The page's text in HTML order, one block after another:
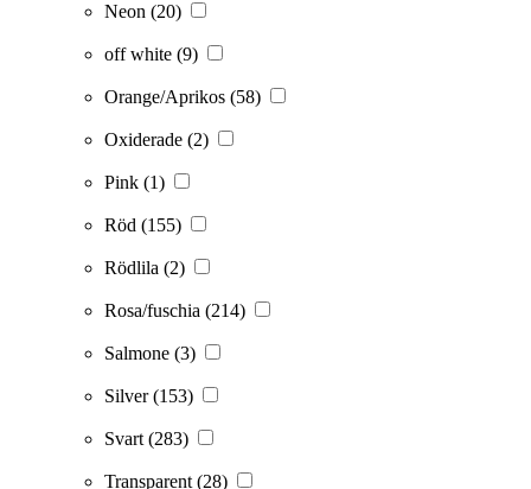
Neon (20)
off white (9)
Orange/Aprikos (58)
Oxiderade (2)
Pink (1)
Röd (155)
Rödlila (2)
Rosa/fuschia (214)
Salmone (3)
Silver(153)
Svart (283)
Transparent (28)